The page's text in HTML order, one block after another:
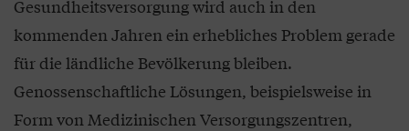
Gesundheitsversorgung wird auch in den
kommenden Jahren ein erhebliches Problem gerade
für die ländliche Bevölkerung bleiben.
Genossenschaftliche Lösungen, beispielsweise in
Form von Medizinischen Versorgungszentren,